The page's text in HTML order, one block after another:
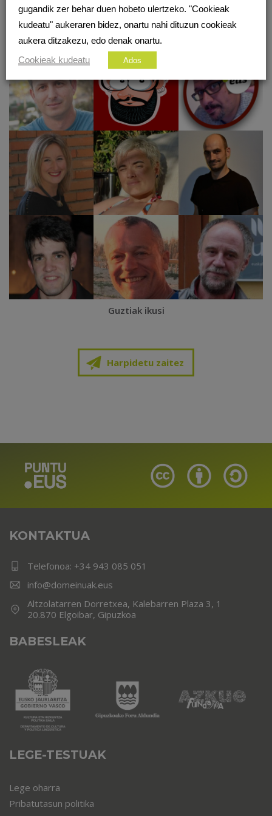
sarean.eus ingurune digitala musutruk beraien ezagutzak partekatu nahi
dituzten 50 kolaboratzaileei esker da posible
Guztiak ikusi
Harpidetu zaitez
KONTAKTUA
Telefonoa: +34 943 085 051
info@domeinuak.eus
Altzolatarren Dorretxea, Kalebarren Plaza 3, 1
20.870 Elgoibar, Gipuzkoa
BABESLEAK
LEGE-TESTUAK
Lege oharra
Pribatutasun politika
gugandik zer behar duen hobeto ulertzeko. "Cookieak
kudeatu" aukeraren bidez, onartu nahi dituzun cookieak
aukera ditzakezu, edo denak onartu.
Cookieak kudeatu
Ados